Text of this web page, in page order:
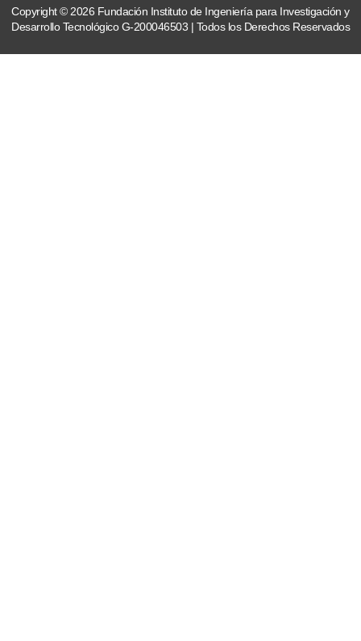
Copyright © 2026 Fundación Instituto de Ingeniería para Investigación y
Desarrollo Tecnológico G-200046503 | Todos los Derechos Reservados